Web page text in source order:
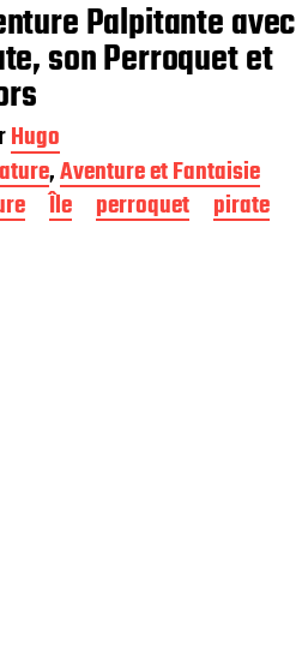
Palpitante avec
son Perroquet et
Hugo
,Aventure et Fantaisie
Île perroquet
pirate